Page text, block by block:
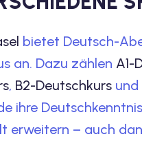
bietet Deutsch-
an. Dazu zählen A1-
, B2-Deutschkurs und
ihre
erweitern – auch